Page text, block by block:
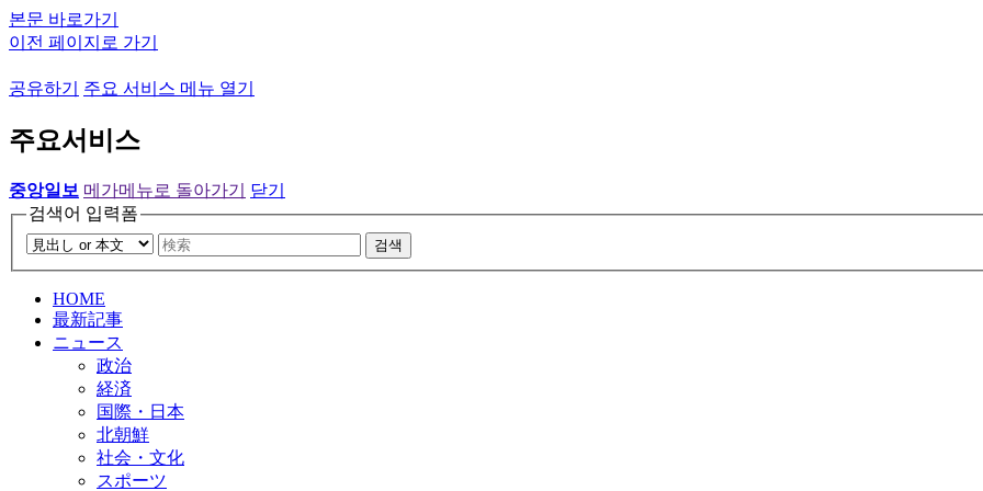
본문 바로가기
이전 페이지로 가기
공유하기 주요 서비스 메뉴 열기
주요서비스
중앙일보 메가메뉴로 돌아가기
닫기
검색어 입력폼
검색
HOME
最新記事
ニュース
政治
経済
国際・日本
北朝鮮
社会・文化
スポーツ